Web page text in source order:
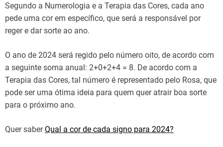
Segundo a Numerologia e a Terapia das Cores, cada ano
pede uma cor em específico, que será a responsável por
reger e dar sorte ao ano.
O ano de 2024 será regido pelo número oito, de acordo com
a seguinte soma anual: 2+0+2+4 = 8. De acordo com a
Terapia das Cores, tal número é representado pelo Rosa, que
pode ser uma ótima ideia para quem quer atrair boa sorte
para o próximo ano.
Quer saberQual a cor de cada signo para 2024?